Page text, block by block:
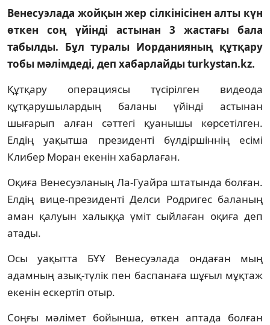
Венесуэлада жойқын жер сілкінісінен алты күн
өткен соң үйінді астынан 3 жастағы бала
табылды. Бұл туралы Иорданияның құтқару
тобы мәлімдеді, деп хабарлайды turkystan.kz.
Құтқару операциясы түсірілген видеода
құтқарушылардың баланы үйінді астынан
шығарып алған сәттегі қуанышы көрсетілген.
Елдің уақытша президенті бүлдіршіннің есімі
Клибер Моран екенін хабарлаған.
Оқиға Венесуэланың Ла-Гуайра штатында болған.
Елдің вице-президенті Делси Родригес баланың
аман қалуын халыққа үміт сыйлаған оқиға деп
атады.
Осы уақытта БҰҰ Венесуэлада ондаған мың
адамның азық-түлік пен баспанаға шұғыл мұқтаж
екенін ескертіп отыр.
Соңғы мәлімет бойынша, өткен аптада болған